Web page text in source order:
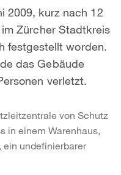
2009, kurz nach 12
Zürcher Stadtkreis
festgestellt worden.
das Gebäude
verletzt.
von Schutz
in einem Warenhaus,
ein undefinierbarer